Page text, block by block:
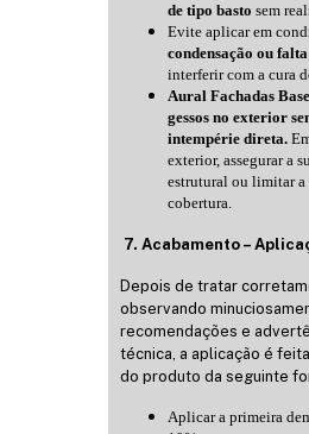
de tipo basto sem
Evite aplicar em
condensação ou
interferir com a cura
Aural Fachadas
gessos no exterior
intempérie direta.
exterior, assegurar a
estrutural ou limitar a
cobertura.
7. Acabamento –
Depois de tratar
observando
recomendações e
técnica, a aplicação é
do produto da seguinte
Aplicar a primeira